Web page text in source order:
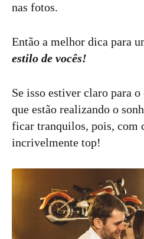
nas fotos.
Então a melhor dica para
estilo de vocês!
Se isso estiver claro para o
que estão realizando o
ficar tranquilos, pois, com
incrivelmente top!